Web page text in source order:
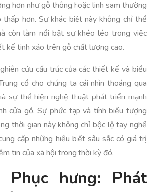
hơn như gỗ thông hoặc linh sam thường
thấp hơn. Sự khác biệt này không chỉ thể
còn làm nổi bật sự khéo léo trong việc
kế tinh xảo trên gỗ chất lượng cao.
cứu cấu trúc của các thiết kế và biểu
cổ cho chúng ta cái nhìn thoáng qua
sự thể hiện nghệ thuật phát triển mạnh
cửa gỗ. Sự phức tạp và tính biểu tượng
thời gian này không chỉ bộc lộ tay nghề
cấp những hiểu biết sâu sắc có giá trị
tin của xã hội trong thời kỳ đó.
Phục hưng: Phát